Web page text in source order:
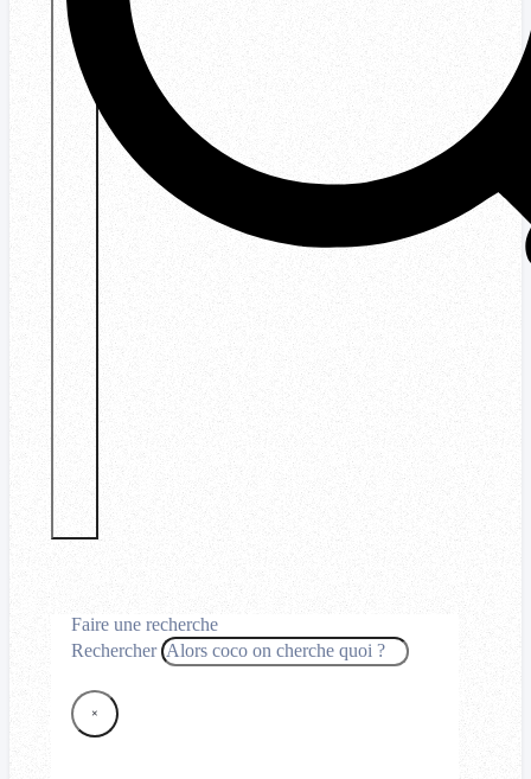
Faire une recherche
Rechercher
×